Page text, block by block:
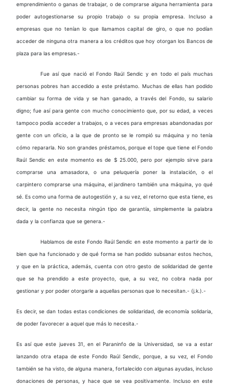
emprendimiento o ganas de trabajar, o de comprarse alguna herramienta para
poder autogestionarse su propio trabajo o su propia empresa. Incluso a
empresas que no tenían lo que llamamos capital de giro, o que no podían
acceder de ninguna otra manera a los créditos que hoy otorgan los Bancos de
plaza para las empresas.-
Fue así que nació el Fondo Raúl Sendic y en todo el país muchas
personas pobres han accedido a este préstamo. Muchas de ellas han podido
cambiar su forma de vida y se han ganado, a través del Fondo, su salario
digno; fue así para gente con mucho conocimiento que, por su edad, a veces
tampoco podía acceder a trabajos, o a veces para empresas abandonadas por
gente con un oficio, a la que de pronto se le rompió su máquina y no tenía
cómo repararla. No son grandes préstamos, porque el tope que tiene el Fondo
Raúl Sendic en este momento es de $ 25.000, pero por ejemplo sirve para
comprarse una amasadora, o una peluquería poner la instalación, o el
carpintero comprarse una máquina, el jardinero también una máquina, yo qué
sé. Es como una forma de autogestión y, a su vez, el retorno que esta tiene, es
decir, la gente no necesita ningún tipo de garantía, simplemente la palabra
dada y la confianza que se genera.-
Hablamos de este Fondo Raúl Sendic en este momento a partir de lo
bien que ha funcionado y de qué forma se han podido subsanar estos hechos,
y que en la práctica, además, cuenta con otro gesto de solidaridad de gente
que se ha prendido a este proyecto, que, a su vez, no cobra nada por
gestionar y por poder otorgarle a aquellas personas que lo necesitan.- (j.k.).-
Es decir, se dan todas estas condiciones de solidaridad, de economía solidaria,
de poder favorecer a aquel que más lo necesita.-
Es así que este jueves 31, en el Paraninfo de la Universidad, se va a estar
lanzando otra etapa de este Fondo Raúl Sendic, porque, a su vez, el Fondo
también se ha visto, de alguna manera, fortalecido con algunas ayudas, incluso
donaciones de personas, y hace que se vea positivamente. Incluso en este